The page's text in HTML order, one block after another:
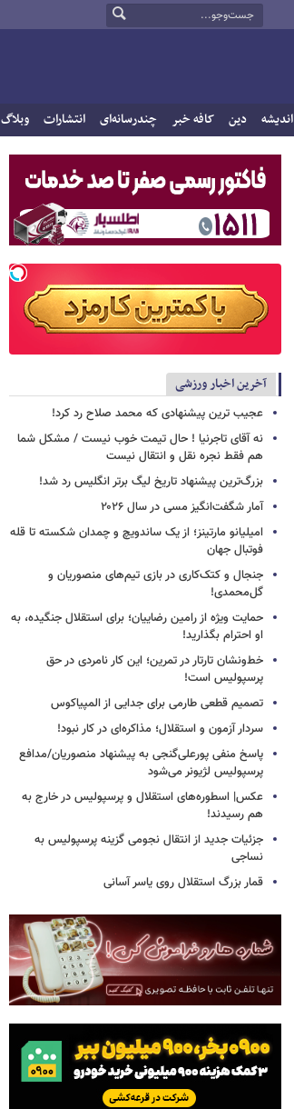
اندیشه دین کافه خبر چندرسانه‌ای انتشارات وبلاگ
آخرین اخبار ورزشی
عجیب ترین پیشنهادی که محمد صلاح رد کرد!
نه آقای تاجرنیا ! حال تیمت خوب نیست / مشکل شما
هم فقط نجره نقل و انتقال نیست
بزرگ‌ترین پیشنهاد تاریخ لیگ برتر انگلیس رد شد!
آمار شگفت‌انگیز مسی در سال ۲۰۲۶
امیلیانو مارتینز؛ از یک ساندویچ و چمدان شکسته تا قله
فوتبال جهان
جنجال و کتک‌کاری در بازی تیم‌های منصوریان و
گل‌محمدی!
حمایت ویژه از رامین رضاییان؛ برای استقلال جنگیده، به
او احترام بگذارید!
خط‌ونشان تارتار در تمرین؛ این کار نامردی در حق
پرسپولیس است!
تصمیم قطعی طارمی برای جدایی از المپیاکوس
سردار آزمون و استقلال؛ مذاکره‌ای در کار نبود!
پاسخ منفی پورعلی‌گنجی به پیشنهاد منصوریان/مدافع
پرسپولیس لژیونر می‌شود
عکس| اسطوره‌های استقلال و پرسپولیس در خارج به
هم رسیدند!
جزئیات جدید از انتقال نجومی گزینه پرسپولیس به
نساجی
قمار بزرگ استقلال روی یاسر آسانی